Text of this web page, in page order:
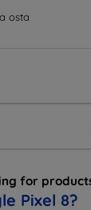
osta
for
Pixel 8?